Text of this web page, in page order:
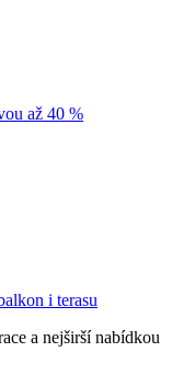
až 40 %
i terasu
a nejširší nabídkou